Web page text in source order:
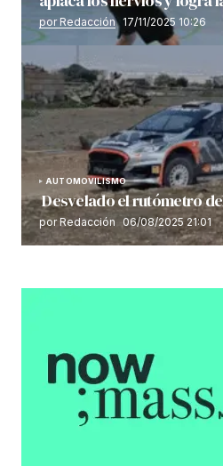
por Redacción 17/11/2025 10:26
AUTOMOVILISMO
Desvelado el rutómetro
por Redacción 06/08/2025 21:01